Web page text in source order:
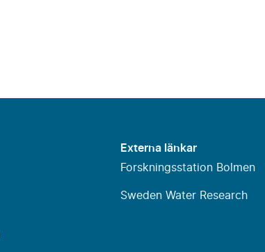
Externa länkar
Forskningsstation Bolmen
Sweden Water Research